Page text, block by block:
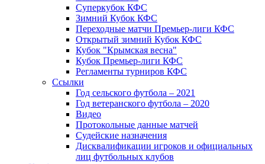
Суперкубок КФС
Зимний Кубок КФС
Переходные матчи Премьер-лиги КФС
Открытый зимний Кубок КФС
Кубок "Крымская весна"
Кубок Премьер-лиги КФС
Регламенты турниров КФС
Ссылки
Год сельского футбола – 2021
Год ветеранского футбола – 2020
Видео
Протокольные данные матчей
Судейские назначения
Дисквалификации игроков и официальных
лиц футбольных клубов